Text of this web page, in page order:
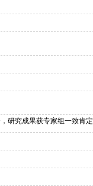
研究成果获专家组一致肯定